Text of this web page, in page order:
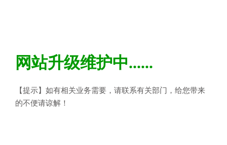
网站升级维护中......
【提示】如有相关业务需要，请联系有关部门，给您带来
的不便请谅解！